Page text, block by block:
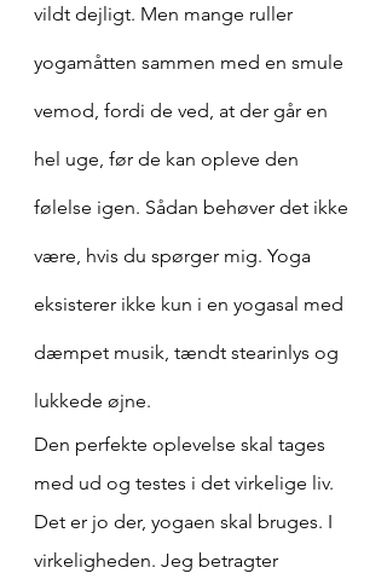
vildt dejligt. Men mange ruller
yogamåtten sammen med en smule
vemod, fordi de ved, at der går en
hel uge, før de kan opleve den
følelse igen. Sådan behøver det ikke
være, hvis du spørger mig. Yoga
eksisterer ikke kun i en yogasal med
dæmpet musik, tændt stearinlys og
lukkede øjne.
Den perfekte oplevelse skal tages
med ud og testes i det virkelige liv.
Det er jo der, yogaen skal bruges. I
virkeligheden. Jeg betragter